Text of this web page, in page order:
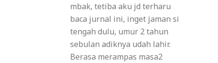
mbak, tetiba aku jd terharu
baca jurnal ini, inget jaman si
tengah dulu, umur 2 tahun
sebulan adiknya udah lahir.
Berasa merampas masa2